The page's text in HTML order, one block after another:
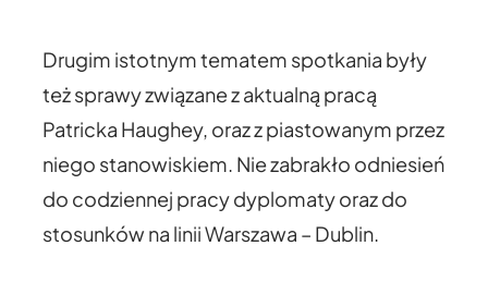
Drugim istotnym tematem spotkania były
też sprawy związane z aktualną pracą
Patricka Haughey, oraz z piastowanym przez
niego stanowiskiem. Nie zabrakło odniesień
do codziennej pracy dyplomaty oraz do
stosunków na linii Warszawa – Dublin.